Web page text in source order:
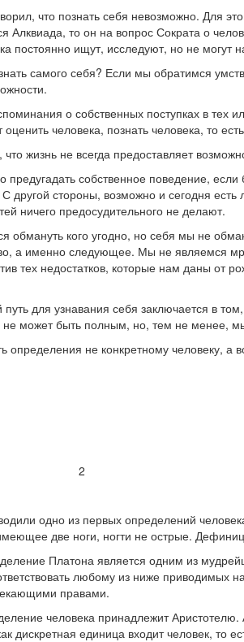
что познать себя невозможно. Для
Алквиада, то он на вопрос Сократа о
постоянно ищут, исследуют, но не могут
самого себя? Если мы обратимся
о собственных поступках в
человека, познать человека, то
жизнь не всегда предоставляет
собственное поведение,
другой стороны, возможно и сегодня
ничего предосудительного не делают.
обмануть кого угодно, но себя мы не
а именно следующее. Мы не являемся
тех недостатков, которые нам даны от
путь для узнавания себя заключается в
не может быть полным, но, тем не менее,
определения не конкретному человеку, а
одно из первых определений
две ноги, ногти не острые.
Платона является одним из
любому из ниже приводимых
правами.
человека принадлежит
дискретная единица входит человек, то